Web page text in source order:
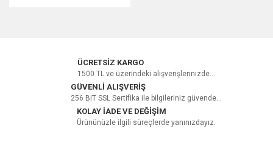
ÜCRETSİZ KARGO
1500 TL ve üzerindeki alışverişlerinizde...
GÜVENLİ ALIŞVERİŞ
256 BIT SSL Sertifika ile bilgileriniz güvende...
KOLAY İADE VE DEĞİŞİM
Ürününüzle ilgili süreçlerde yanınızdayız.